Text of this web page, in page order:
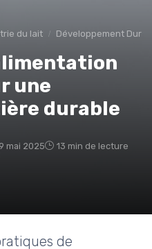
du lait Développement
une
durable
9 mai 2025 13 min de lecture
de